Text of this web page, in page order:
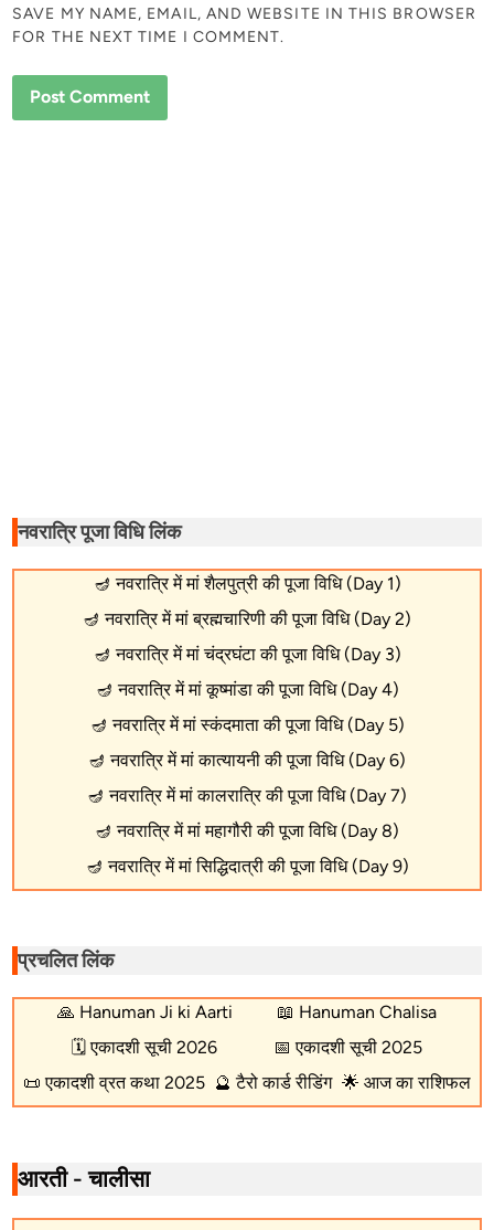
SAVE MY NAME, EMAIL, AND WEBSITE IN THIS BROWSER
FOR THE NEXT TIME I COMMENT.
नवरात्रि पूजा विधि लिंक
🪔 नवरात्रि में मां शैलपुत्री की पूजा विधि (Day 1)
🪔 नवरात्रि में मां ब्रह्मचारिणी की पूजा विधि (Day 2)
🪔 नवरात्रि में मां चंद्रघंटा की पूजा विधि (Day 3)
🪔 नवरात्रि में मां कूष्मांडा की पूजा विधि (Day 4)
🪔 नवरात्रि में मां स्कंदमाता की पूजा विधि (Day 5)
🪔 नवरात्रि में मां कात्यायनी की पूजा विधि (Day 6)
🪔 नवरात्रि में मां कालरात्रि की पूजा विधि (Day 7)
🪔 नवरात्रि में मां महागौरी की पूजा विधि (Day 8)
🪔 नवरात्रि में मां सिद्धिदात्री की पूजा विधि (Day 9)
प्रचलित लिंक
🙏 Hanuman Ji ki Aarti 📖 Hanuman Chalisa
🗓️ एकादशी सूची 2026 📅 एकादशी सूची 2025
📜 एकादशी व्रत कथा 2025 🔮 टैरो कार्ड रीडिंग 🌟 आज का राशिफल
आरती - चालीसा